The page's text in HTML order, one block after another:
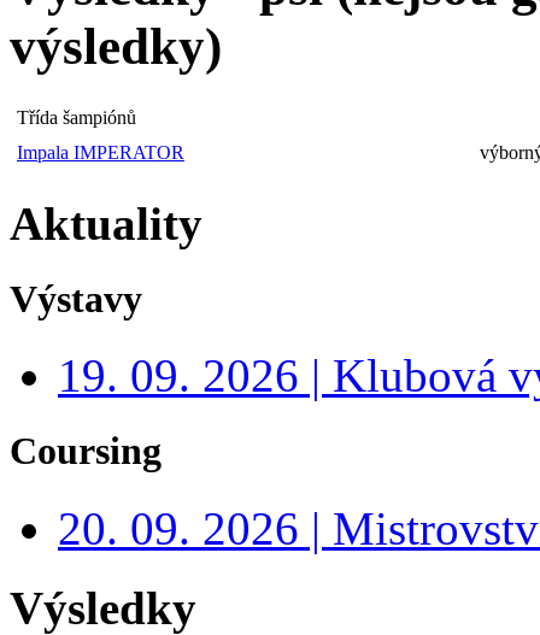
výsledky)
Třída šampiónů
Impala IMPERATOR
Aktuality
Výstavy
19. 09. 2026 | Klubová
Coursing
20. 09. 2026 |
Výsledky